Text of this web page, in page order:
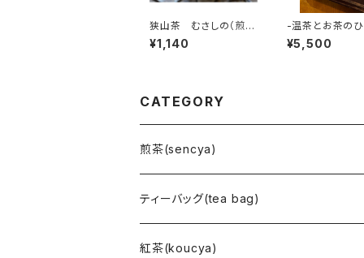
狭山茶 むさしの（煎
茶） 100ｇ 【古谷園】
¥1,140
-温茶とお茶の
き-【お腹用紅茶
と紅茶ティーバッ
¥5,500
CATEGORY
煎茶(sencya)
ティーバッグ(tea bag)
紅茶(koucya)